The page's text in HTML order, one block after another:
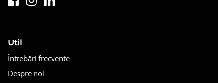
Util
Întrebări frecvente
Despre noi